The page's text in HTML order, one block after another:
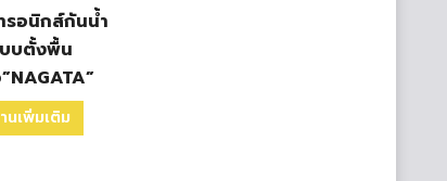
รอนิกส์กันน้ำ
บตั้งพื้น
นเพิ่มเติม